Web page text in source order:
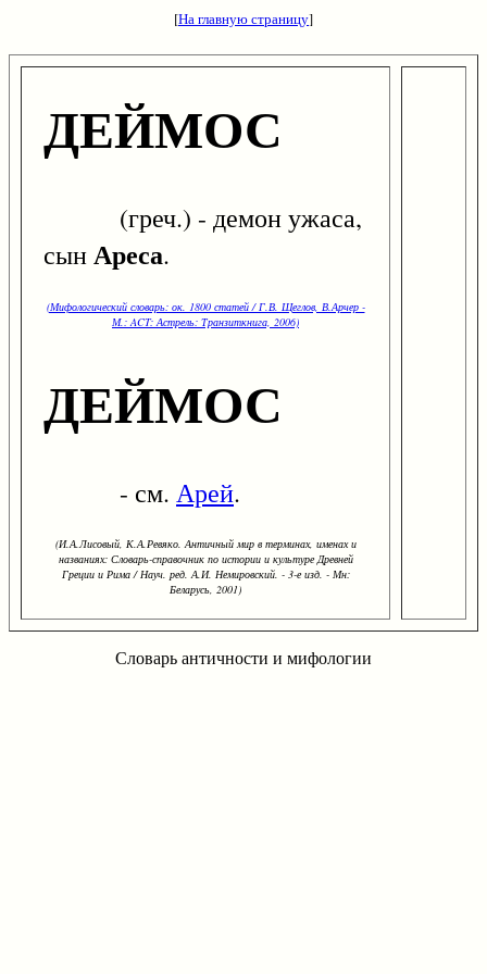
[На главную страницу]
ДЕЙМОС
(греч.) - демон ужаса,
сынАреса.
(Мифологический словарь: ок. 1800 статей / Г.В. Щеглов, В.Арчер -
М.: ACT: Астрель: Транзиткнига, 2006)
ДЕЙМОС
- см. Арей.
(И.А.Лисовый, К.А.Ревяко. Античный мир в терминах, именах и
названиях: Словарь-справочник по истории и культуре Древней
Греции и Рима / Науч. ред. А.И. Немировский. - 3-е изд. - Мн:
Беларусь, 2001)
Словарь античности и мифологии